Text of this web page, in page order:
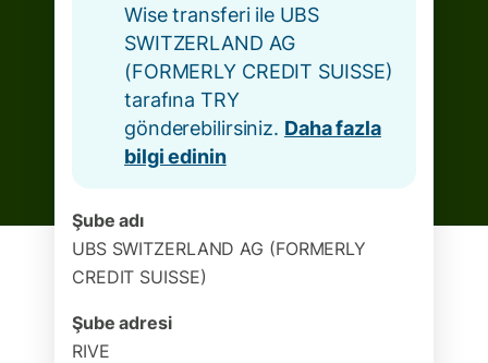
Wise transferi ile UBS
SWITZERLAND AG
(FORMERLY CREDIT SUISSE)
tarafına TRY
gönderebilirsiniz. Daha fazla
bilgi edinin
Şube adı
UBS SWITZERLAND AG (FORMERLY
CREDIT SUISSE)
Şube adresi
RIVE